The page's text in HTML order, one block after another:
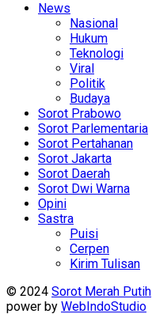
News
Nasional
Hukum
Teknologi
Viral
Politik
Budaya
Sorot Prabowo
Sorot Parlementaria
Sorot Pertahanan
Sorot Jakarta
Sorot Daerah
Sorot Dwi Warna
Opini
Sastra
Puisi
Cerpen
Kirim Tulisan
© 2024 Sorot Merah Putih
power by WebIndoStudio